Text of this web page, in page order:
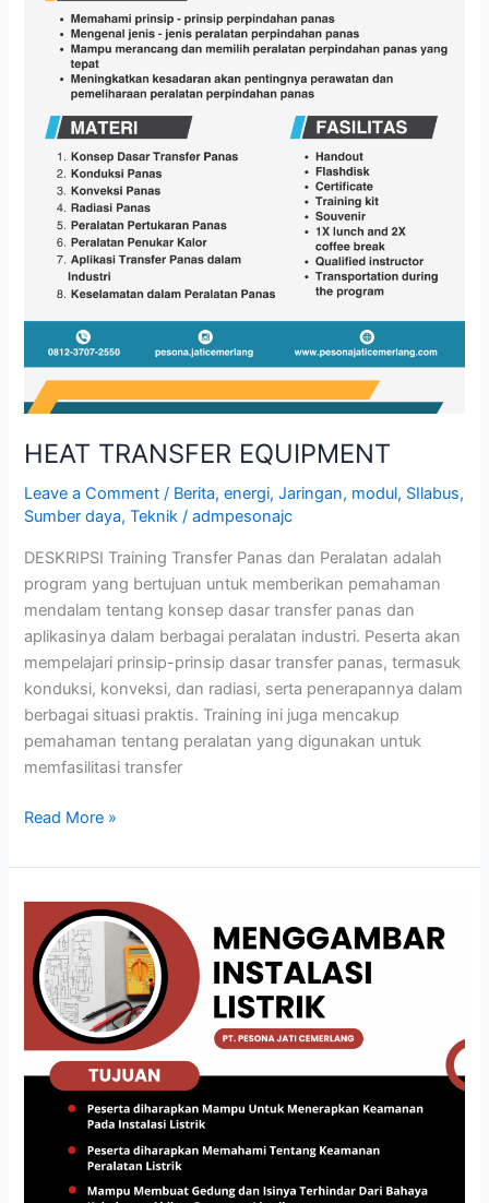
HEAT TRANSFER EQUIPMENT
Leave a Comment / Berita,energi,Jaringan, modul, SIlabus,
Sumber daya,Teknik /admpesonajc
DESKRIPSI Training Transfer Panas dan Peralatan adalah
program yang bertujuan untuk memberikan pemahaman
mendalam tentang konsep dasar transfer panas dan
aplikasinya dalam berbagai peralatan industri. Peserta akan
mempelajari prinsip-prinsip dasar transfer panas, termasuk
konduksi, konveksi, dan radiasi, serta penerapannya dalam
berbagai situasi praktis. Training ini juga mencakup
pemahaman tentang peralatan yang digunakan untuk
memfasilitasi transfer
Read More »
MENGGAMBAR
INSTALASI
LISTRIK